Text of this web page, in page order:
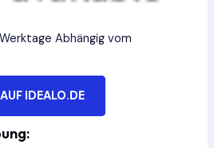
Abhängig vom
IDEALO.DE